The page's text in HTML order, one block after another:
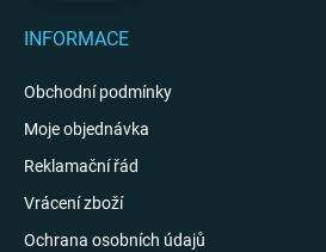
INFORMACE
Obchodní podmínky
Moje objednávka
Reklamační řád
Vrácení zboží
Ochrana osobních údajů